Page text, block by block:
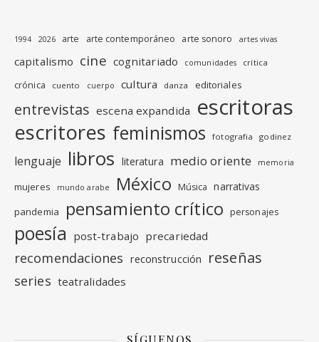
1994 2026 arte arte contemporáneo arte sonoro artes vivas
capitalismo cine cognitariado comunidades crítica
crónica cuento cuerpo cultura danza editoriales
entrevistas escena expandida escritoras
escritores feminismos fotografia godinez
lenguaje libros literatura medio oriente memoria
mujeres mundo arabe México Música narrativas
pandemia pensamiento crítico personajes
poesía post-trabajo precariedad
recomendaciones reconstrucción reseñas
series teatralidades